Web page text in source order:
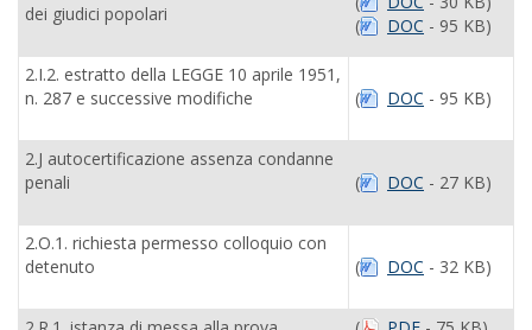
dei giudici popolari
(
DOC - 95 KB)
2.I.2. estratto della LEGGE 10 aprile 1951,
n. 287 e successive modifiche
( DOC - 95 KB)
2.J autocertificazione assenza condanne
penali
( DOC - 27 KB)
2.O.1. richiesta permesso colloquio con
detenuto
( DOC - 32 KB)